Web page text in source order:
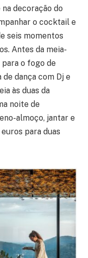
decoração do
o cocktail e
seis momentos
Antes da meia-
o fogo de
dança com Dj e
às duas da
noite de
almoço, jantar e
para duas